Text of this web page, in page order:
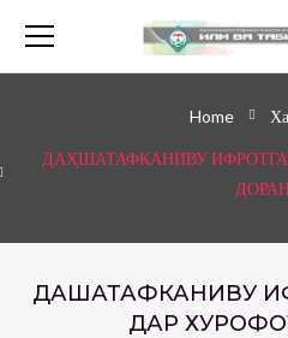
Home
ДАҲШАТАФКАНИВУ
ДАҲШАТАФКАНИВУ
ДАР